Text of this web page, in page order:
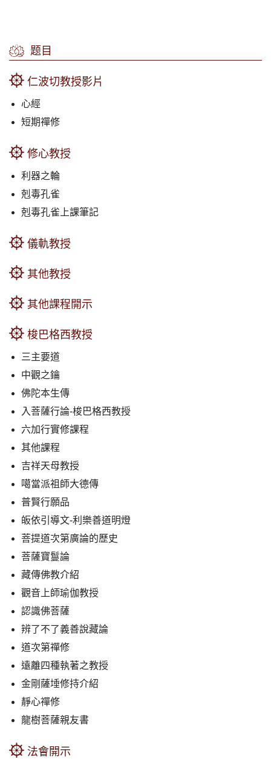
题目
仁波切教授影片
心經
短期禪修
修心教授
利器之輪
剋毒孔雀
剋毒孔雀上課筆記
儀軌教授
其他教授
其他課程開示
梭巴格西教授
三主要道
中觀之鑰
佛陀本生傳
入菩薩行論-梭巴格西教授
六加行實修課程
其他課程
吉祥天母教授
噶當派祖師大德傳
普賢行願品
皈依引導文-利樂善道明燈
菩提道次第廣論的歷史
菩薩寶鬘論
藏傳佛教介紹
觀音上師瑜伽教授
認識佛菩薩
辨了不了義善說藏論
道次第禪修
遠離四種執著之教授
金剛薩埵修持介紹
靜心禪修
龍樹菩薩親友書
法會開示